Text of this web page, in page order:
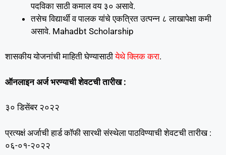
पदविका साठी कमाल वय ३० असावे.
तसेच विद्यार्थी व पालक यांचे एकत्रित उत्पन्न ८ लाखापेक्षा कमी
असावे. Mahadbt Scholarship
शासकीय योजनांची माहिती घेण्यासाठीयेथे क्लिक करा.
ऑनलाइन अर्ज भरण्याची शेवटची तारीख :
३० डिसेंबर २०२२
प्रत्यक्षं अर्जाची हार्ड कॉफी सारथी संस्थेला पाठविण्याची शेवटची तारीख :
०६-०१-२०२२